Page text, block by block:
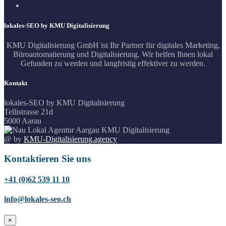
lokales-SEO by KMU Digitalisierung
KMU Digitalisierung GmbH ist Ihr Partner für digitales Marketing,
Büroautomatierung und Digitalisierung. Wir helfen Ihnen lokal
Gefunden zu werden und langfristig effektiver zu werden.
Kontakt
lokales-SEO by KMU Digitalisierung
Tellistrasse 21d
5000 Aarau
@ by KMU-Digitalisierung.agency
Kontaktieren Sie uns
+41 (0)62 539 11 10
info@lokales-seo.ch
×